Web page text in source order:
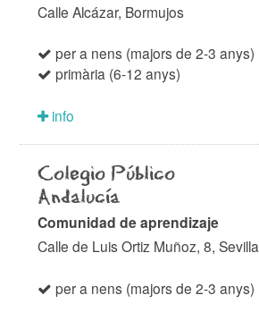
Calle Alcázar, Bormujos
per a nens (majors de 2-3 anys)
primària (6-12 anys)
info
Colegio Público
Andalucía
Comunidad de aprendizaje
Calle de Luis Ortiz Muñoz, 8, Sevilla
per a nens (majors de 2-3 anys)